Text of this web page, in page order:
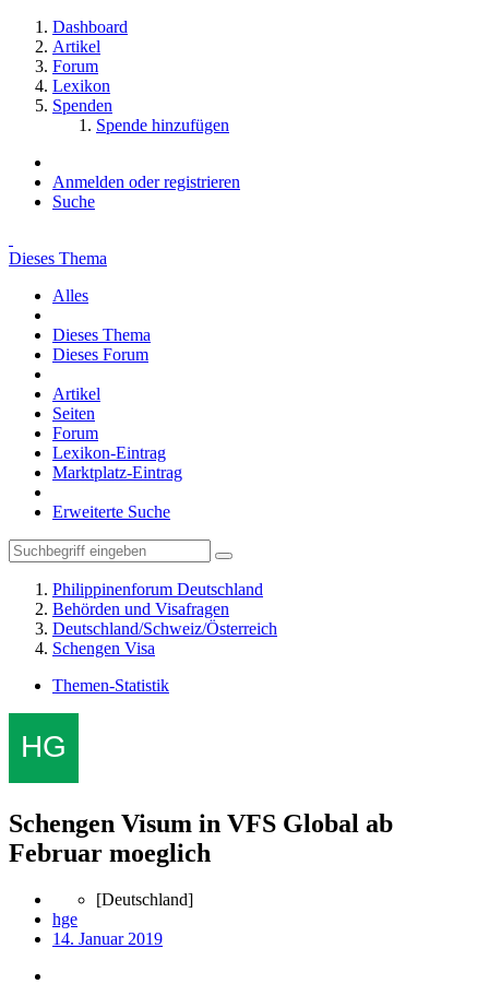
Dashboard
Artikel
Forum
Lexikon
Spenden
Spende hinzufügen
Anmelden oder registrieren
Suche
Dieses Thema
Alles
Dieses Thema
Dieses Forum
Artikel
Seiten
Forum
Lexikon-Eintrag
Marktplatz-Eintrag
Erweiterte Suche
Philippinenforum Deutschland
Behörden und Visafragen
Deutschland/Schweiz/Österreich
Schengen Visa
Themen-Statistik
Schengen Visum in VFS Global ab
Februar moeglich
[Deutschland]
hge
14. Januar 2019